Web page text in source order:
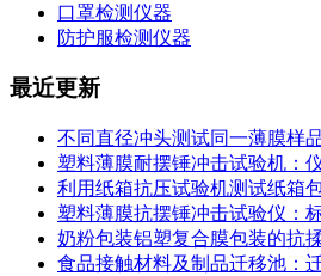
口罩检测仪器
防护服检测仪器
最近更新
不同直径冲头测试同一薄膜样
塑料薄膜耐摆锤冲击试验机：
利用纸箱抗压试验机测试纸箱
塑料薄膜抗摆锤冲击试验仪：
奶粉包装铝塑复合膜包装的抗
食品接触材料及制品迁移池：